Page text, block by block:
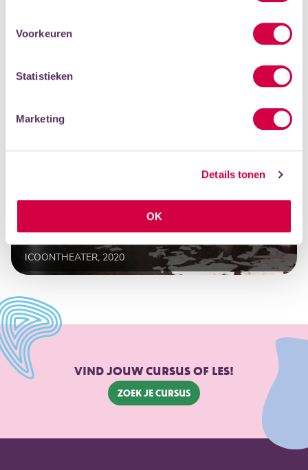
Voorkeuren
Statistieken
Marketing
Details tonen
OK
ICOONTHEATER, 2020
VIND JOUW CURSUS OF LES!
Zoek je cursus